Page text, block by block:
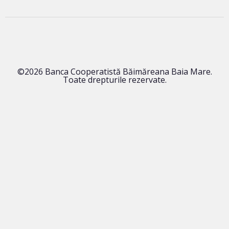
©2026 Banca Cooperatistă Băimăreana Baia Mare.
Toate drepturile rezervate.